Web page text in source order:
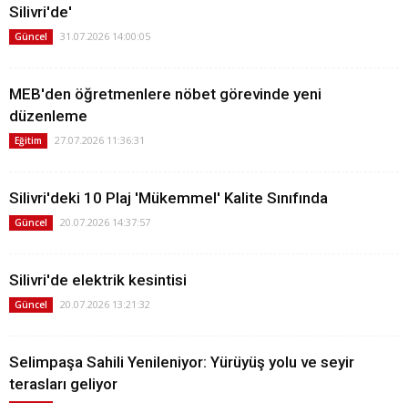
Silivri'de'
Güncel 31.07.2026 14:00:05
MEB'den öğretmenlere nöbet görevinde yeni
düzenleme
Eğitim 27.07.2026 11:36:31
Silivri'deki 10 Plaj 'Mükemmel' Kalite Sınıfında
Güncel 20.07.2026 14:37:57
Silivri'de elektrik kesintisi
Güncel 20.07.2026 13:21:32
Selimpaşa Sahili Yenileniyor: Yürüyüş yolu ve seyir
terasları geliyor